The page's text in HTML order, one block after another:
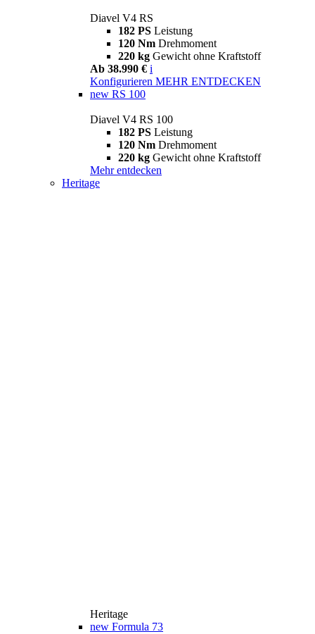
Diavel V4 RS
182 PS Leistung
120 Nm Drehmoment
220 kg Gewicht ohne Kraftstoff
Ab 38.990 € i
Konfigurieren MEHR ENTDECKEN
new RS 100
Diavel V4 RS 100
182 PS Leistung
120 Nm Drehmoment
220 kg Gewicht ohne Kraftstoff
Mehr entdecken
Heritage
Heritage
new Formula 73